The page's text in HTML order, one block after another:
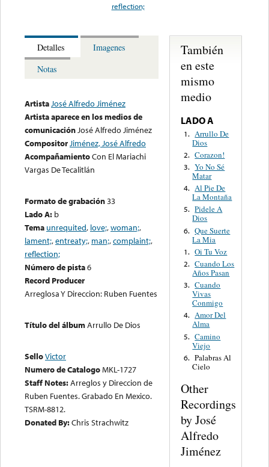
reflection;
Detalles
Imagenes
Notas
ArtistaJosé Alfredo Jiménez
Artista aparece en los medios de
comunicaciónJosé Alfredo Jiménez
CompositorJiménez, José Alfredo
AcompañamientoCon El Mariachi
Vargas De Tecalitlán
Formato de grabación33
Lado A: b
Tema unrequited, love;,woman;,
lament;,entreaty;, man;,complaint;,
reflection;
Número de pista6
Record Producer
Arreglosa Y Direccion: Ruben Fuentes
Título del álbumArrullo De Dios
SelloVictor
Numero de CatalogoMKL-1727
Staff Notes:Arreglos y Direccion de
Ruben Fuentes. Grabado En Mexico.
TSRM-8812.
Donated By:Chris Strachwitz
También
en este
mismo
medio
LADO A
1. Arrullo De
Dios
2. Corazon!
3. Yo No Sé
Matar
4. Al Pie De
La Montaña
5. Pidele A
Dios
6. Que Suerte
La Mia
1. Oi Tu Voz
2. Cuando Los
Años Pasan
3. Cuando
Vivas
Conmigo
4. Amor Del
Alma
5. Camino
Viejo
6. Palabras Al
Cielo
Other
Recordings
by José
Alfredo
Jiménez